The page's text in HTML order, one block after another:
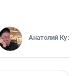
Анатолий